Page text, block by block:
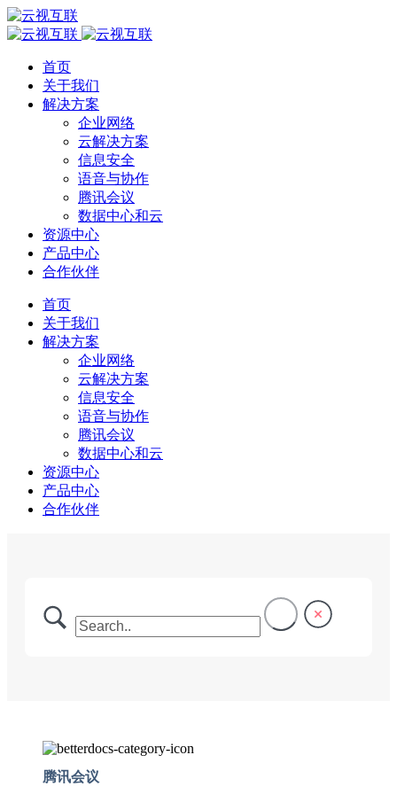
首页
关于我们
解决方案
企业网络
云解决方案
信息安全
语音与协作
腾讯会议
数据中心和云
资源中心
产品中心
合作伙伴
首页
关于我们
解决方案
企业网络
云解决方案
信息安全
语音与协作
腾讯会议
数据中心和云
资源中心
产品中心
合作伙伴
腾讯会议